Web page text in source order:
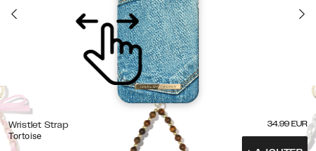
Wristlet Strap
Tortoise
34.99 EUR